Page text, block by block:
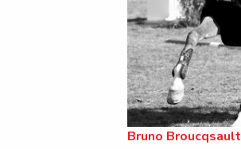
Bruno Broucqsault